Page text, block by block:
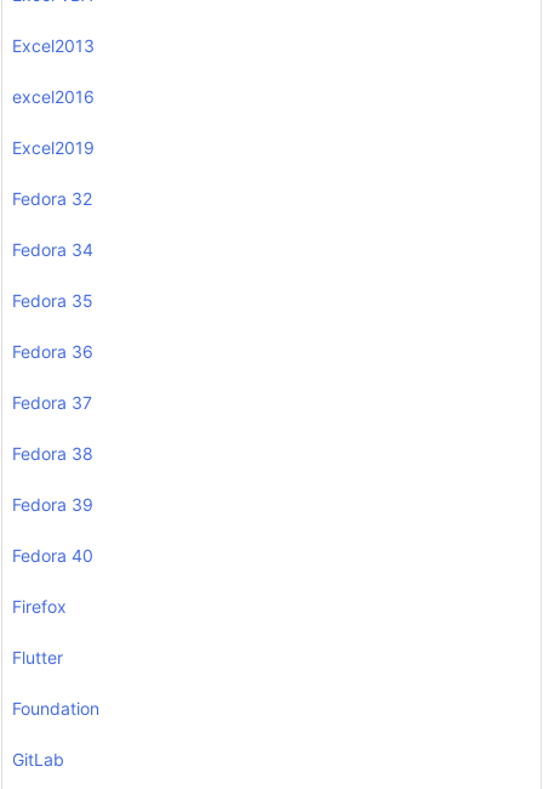
Excel2013
excel2016
Excel2019
Fedora 32
Fedora 34
Fedora 35
Fedora 36
Fedora 37
Fedora 38
Fedora 39
Fedora 40
Firefox
Flutter
Foundation
GitLab